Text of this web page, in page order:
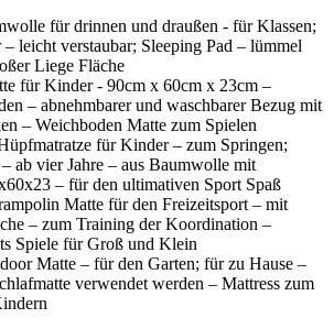
für drinnen und draußen - für Klassen;
leicht verstaubar; Sleeping Pad – lümmel
Liege Fläche
für Kinder - 90cm x 60cm x 23cm –
– abnehmbarer und waschbarer Bezug mit
– Weichboden Matte zum Spielen
für Kinder – zum Springen;
ab vier Jahre – aus Baumwolle mit
– für den ultimativen Sport Spaß
Matte für den Freizeitsport – mit
– zum Training der Koordination –
Spiele für Groß und Klein
Matte – für den Garten; für zu Hause –
verwendet werden – Mattress zum